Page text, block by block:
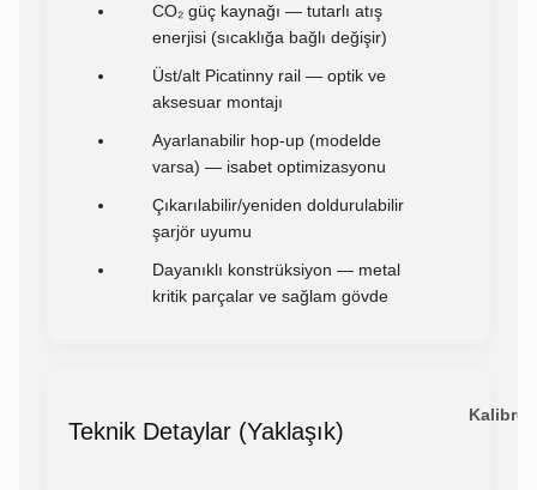
CO₂ güç kaynağı — tutarlı atış
enerjisi (sıcaklığa bağlı değişir)
Üst/alt Picatinny rail — optik ve
aksesuar montajı
Ayarlanabilir hop-up (modelde
varsa) — isabet optimizasyonu
Çıkarılabilir/yeniden doldurulabilir
şarjör uyumu
Dayanıklı konstrüksiyon — metal
kritik parçalar ve sağlam gövde
Teknik Detaylar (Yaklaşık)
Kalibre: